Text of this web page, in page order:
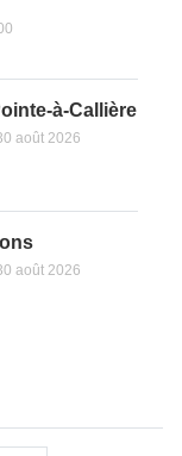
à-Callière
août 2026
août 2026